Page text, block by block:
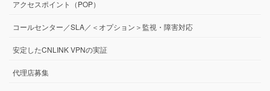
アクセスポイント（POP）
コールセンター／SLA／＜オプション＞監視・障害対応
安定したCNLINK VPNの実証
代理店募集